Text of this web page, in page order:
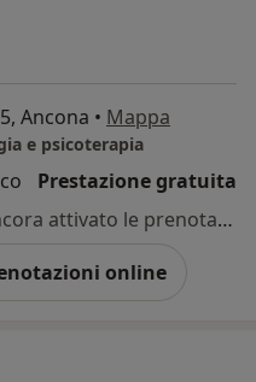
Ancona • Mappa
e psicoterapia
Prestazione gratuita
Questo dottore non ha ancora attivato le prenotazioni online presso questo indirizzo.
online